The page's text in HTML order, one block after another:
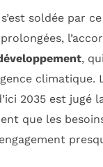
soldée par
prolongées,
,
2035 est jugé
que les